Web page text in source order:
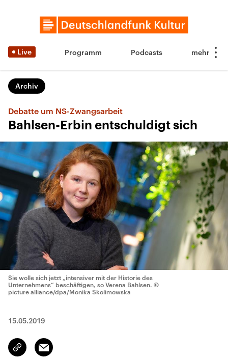
Live Programm Podcasts
Archiv
Debatte um NS-Zwangsarbeit
Bahlsen-Erbin entschuldigt sich
Sie wolle sich jetzt „intensiver mit der Historie des
Unternehmens“ beschäftigen, so Verena Bahlsen. ©
picture alliance/dpa/Monika Skolimowska
15.05.2019
Link
kopieren/teilen
Email